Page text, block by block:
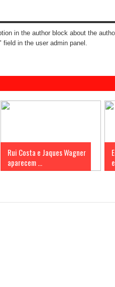
in the author block about the
field in the user admin panel.
Rui Costa e Jaques Wagner
aparecem ...